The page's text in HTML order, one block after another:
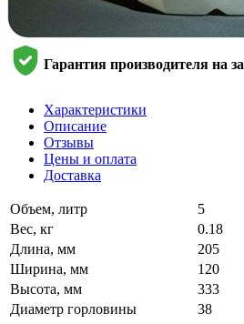
Гарантия производителя на
Характеристики
Описание
Отзывы
Цены и оплата
Доставка
Объем, литр
5
Вес, кг
0.18
Длина, мм
205
Ширина, мм
120
Высота, мм
333
Диаметр горловины
38